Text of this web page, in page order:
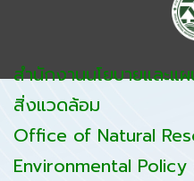
สำนักงานนโยบายและแ
สิ่งแวดล้อม
Office of Natural
Environmental Policy